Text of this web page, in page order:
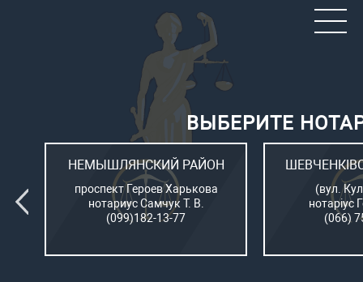
ВЫБЕРИТЕ
НЕМЫШЛЯНСКИЙ РАЙОН
проспект Героев Харькова
нотариус Самчук Т. В.
(099)182-13-77
(вул.
нотаріус
(066)